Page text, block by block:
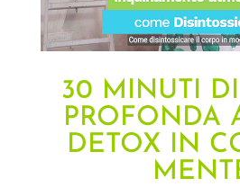
30 MINUTI
PROFONDA
DETOX IN